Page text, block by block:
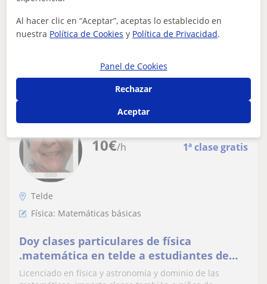
bachillerato
de asignaturas como de seguimiento de la materia
durante el curso, por lo tanto pue...
Contactar
10€/h 1ª clase gratis
Leticia
Telde
Física: Matemáticas básicas
Doy clases particulares de física
.matemática en telde a estudiantes de
enseñanza secundaria
Licenciado en física y astronomía y dominio de las
Al hacer clic en “Aceptar”, aceptas lo establecido en
nuestra Política de Cookies y Política de Privacidad.
Panel de Cookies
Rechazar
Aceptar